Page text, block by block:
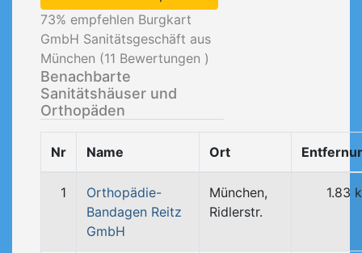
73% empfehlen Burgkart
GmbH Sanitätsgeschäft aus
München (11 Bewertungen )
Benachbarte
Sanitätshäuser und
Orthopäden
Nr Name Ort
1
Orthopädie-
Bandagen Reitz
GmbH
München,
Ridlerstr.
1.83